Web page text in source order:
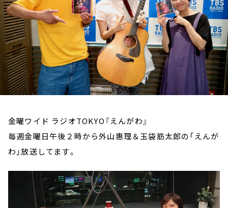
金曜ワイド ラジオTOKYO『えんがわ』
毎週金曜日午後２時から外山惠理＆玉袋筋太郎の「えんが
わ」放送してます。